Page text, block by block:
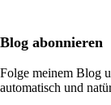
Blog abonnieren
Folge meinem Blog
automatisch und